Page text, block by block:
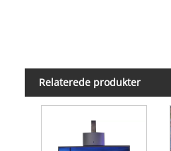
Relaterede produkter